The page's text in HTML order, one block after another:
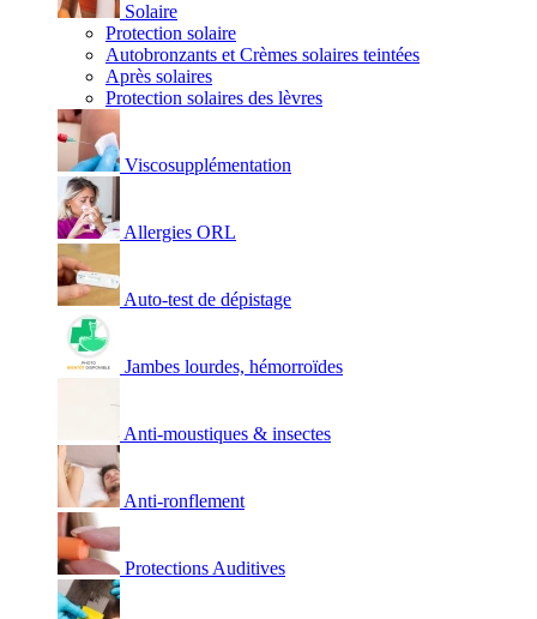
Solaire
Protection solaire
Autobronzants et Crèmes solaires teintées
Après solaires
Protection solaires des lèvres
Viscosupplémentation
Allergies ORL
Auto-test de dépistage
Jambes lourdes, hémorroïdes
Anti-moustiques & insectes
Anti-ronflement
Protections Auditives